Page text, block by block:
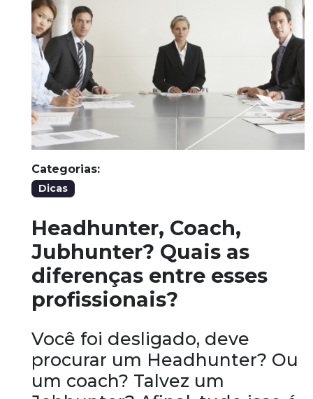
Categorias:
Dicas
Headhunter, Coach,
Jubhunter? Quais as
diferenças entre esses
profissionais?
Você foi desligado, deve
procurar um Headhunter? Ou
um coach? Talvez um